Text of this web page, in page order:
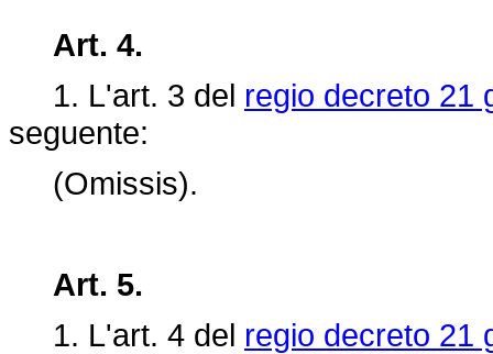
Art. 4.
1. L'art. 3 del regio decreto 21
seguente:
(Omissis).
Art. 5.
1. L'art. 4 del regio decreto 21